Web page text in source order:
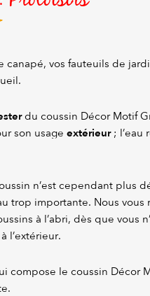
canapé, vos fauteuils de
du coussin Décor Motif
son usage extérieur; l’eau
n’est cependant plus
trop importante. Nous
à l’abri, dès que vous
l’extérieur.
compose le coussin Décor